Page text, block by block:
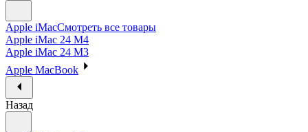
Apple iMacСмотреть все товары
Apple iMac 24 M4
Apple iMac 24 M3
Apple MacBook
Назад